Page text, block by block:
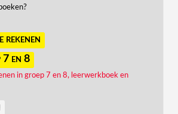
rekenen
en 8
in groep 7 en 8, leerwerkboek en